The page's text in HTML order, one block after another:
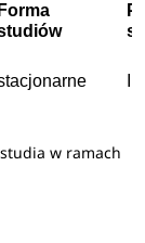
Forma
w ramach